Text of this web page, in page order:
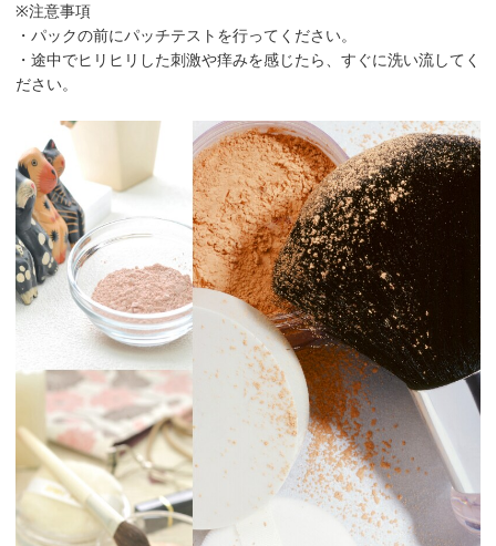
※注意事項
・パックの前にパッチテストを行ってください。
・途中でヒリヒリした刺激や痒みを感じたら、すぐに洗い流してく
ださい。